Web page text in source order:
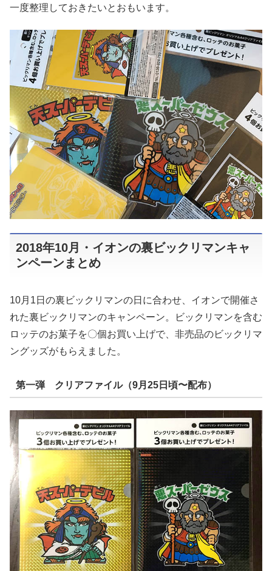
一度整理しておきたいとおもいます。
2018年10月・イオンの裏ビックリマンキャ
ンペーンまとめ
10月1日の裏ビックリマンの日に合わせ、イオンで開催さ
れた裏ビックリマンのキャンペーン。ビックリマンを含む
ロッテのお菓子を〇個お買い上げで、非売品のビックリマ
ングッズがもらえました。
第一弾 クリアファイル（9月25日頃〜配布）